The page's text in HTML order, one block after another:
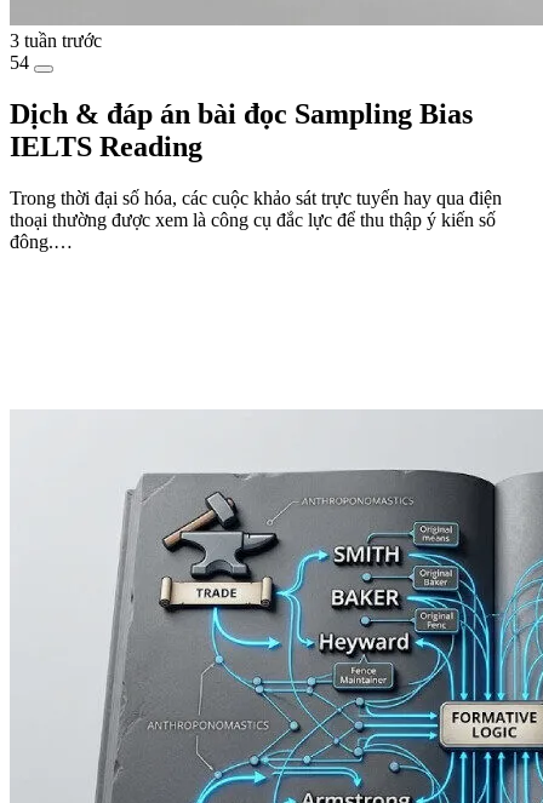
3 tuần trước
54
Dịch & đáp án bài đọc Sampling Bias
IELTS Reading
Trong thời đại số hóa, các cuộc khảo sát trực tuyến hay qua điện
thoại thường được xem là công cụ đắc lực để thu thập ý kiến số
đông.…